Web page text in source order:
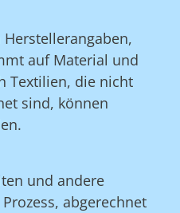
auf Material und
Textilien, die nicht
sind, können
und andere
abgerechnet